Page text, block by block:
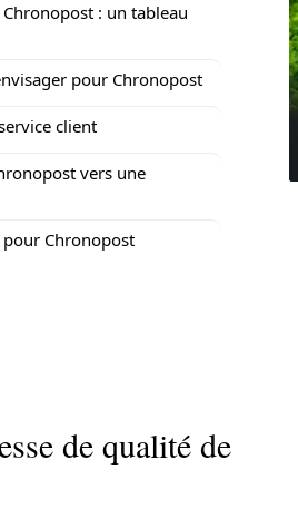
: un tableau
pour Chronopost
client
vers une
pour Chronopost
de qualité de